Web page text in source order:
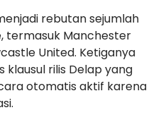
rebutan sejumlah
termasuk Manchester
United. Ketiganya
klausul rilis Delap yang
otomatis aktif karena